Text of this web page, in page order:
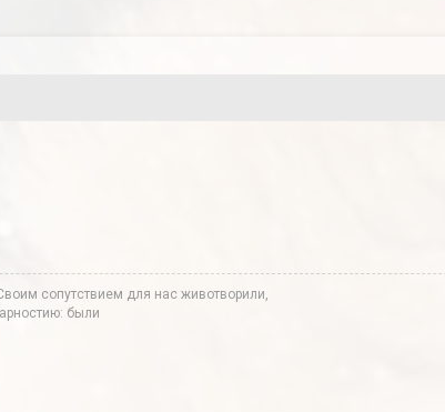
сопутствием для нас животворили,
были